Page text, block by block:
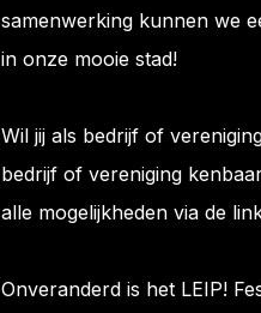
samenwerking kunnen we
in onze mooie stad!
Wil jij als bedrijf of
bedrijf of vereniging
alle mogelijkheden via de
Onveranderd is het LEIP!